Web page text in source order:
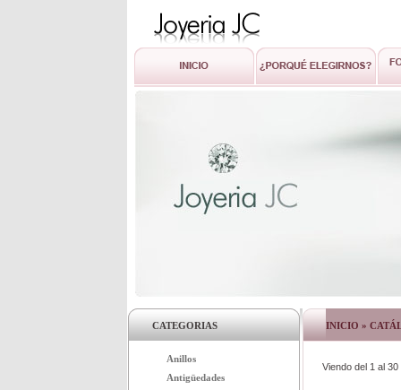
CATEGORIAS
Anillos
Antigüedades
INICIO »
Viendo del 1 al 30